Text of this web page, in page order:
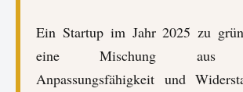
Ein Startup im Jahr 2025 zu
eine Mischung aus
Anpassungsfähigkeit und